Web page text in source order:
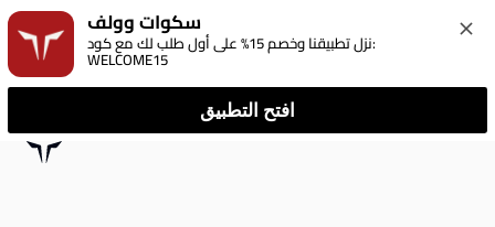
سكوات وولف
نزل تطبيقنا وخصم 15% على أول طلب لك مع كود:
WELCOME15
افتح التطبيق